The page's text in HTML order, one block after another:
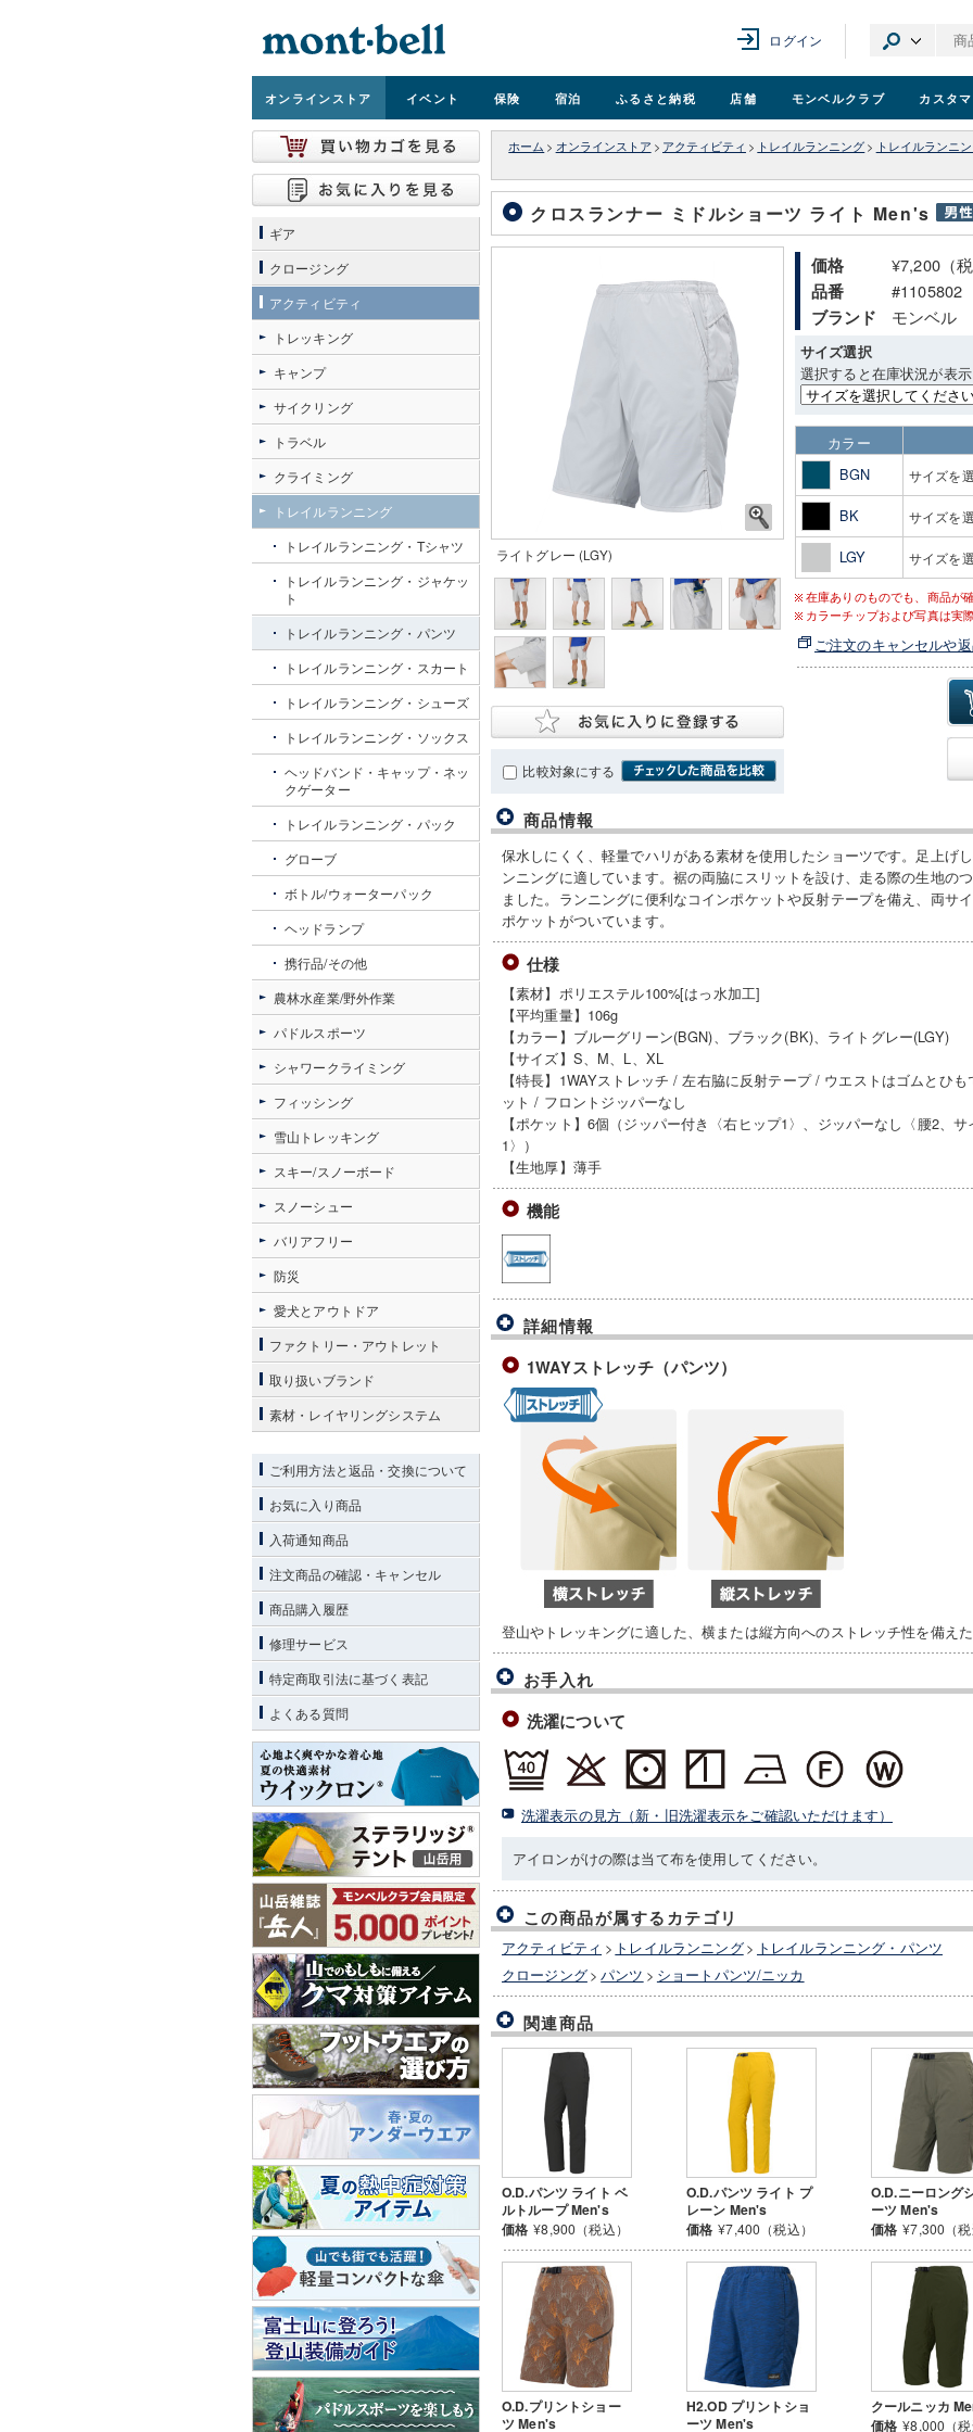
ログイン
オンラインストア イベント 保険 宿泊 ふるさと納税 店舗 モンベルクラブ カスタ
ホーム > オンラインストア > アクティビティ > トレイルランニング > トレイルランニ
クロスランナー ミドルショーツ ライト Men's
ライトグレー (LGY)
比較対象にする
価格 ¥7,200（税
品番 #1105802
ブランド モンベル
サイズ選択
選択すると在庫状況が表示
カラー
BGN
サイズを
BK サイズを
LGY サイズを
在庫ありのものでも、商品が
カラーチップおよび写真は実
ご注文のキャンセルや
商品情報
保水しにくく、軽量でハリがある素材を使用したショーツです。足上げ
ンニングに適しています。裾の両脇にスリットを設け、走る際の生地の
ました。ランニングに便利なコインポケットや反射テープを備え、両サ
ポケットがついています。
仕様
【素材】ポリエステル100%[はっ水加工]
【平均重量】106g
【カラー】ブルーグリーン(BGN)、ブラック(BK)、ライトグレー(LGY)
【サイズ】S、M、L、XL
【特長】1WAYストレッチ / 左右脇に反射テープ / ウエストはゴムとひ
ット / フロントジッパーなし
【ポケット】6個（ジッパー付き〈右ヒップ1〉、ジッパーなし〈腰2、
1〉）
【生地厚】薄手
機能
詳細情報
1WAYストレッチ（パンツ）
登山やトレッキングに適した、横または縦方向へのストレッチ性を備え
お手入れ
洗濯について
洗濯表示の見方（新・旧洗濯表示をご確認いただけます）
アイロンがけの際は当て布を使用してください。
この商品が属するカテゴリ
アクティビティ > トレイルランニング> トレイルランニング・パンツ
クロージング> パンツ > ショートパンツ/ニッカ
関連商品
O.D.パンツ ライト ベ
ルトループ Men's
価格 ¥8,900（税込）
O.D.パンツ ライト プ
レーン Men's
価格 ¥7,400（税込）
O.D.ニーロング
ーツ Men's
価格 ¥7,300（税
O.D.プリントショー
ツ Men's
H2.OD プリントショ
ーツ Men's
クールニッカ
価格 ¥8,000（税
ギア
クロージング
アクティビティ
トレッキング
キャンプ
サイクリング
トラベル
クライミング
トレイルランニング
トレイルランニング・Tシャツ
トレイルランニング・ジャケッ
ト
トレイルランニング・パンツ
トレイルランニング・スカート
トレイルランニング・シューズ
トレイルランニング・ソックス
ヘッドバンド・キャップ・ネッ
クゲーター
トレイルランニング・パック
グローブ
ボトル/ウォーターパック
ヘッドランプ
携行品/その他
農林水産業/野外作業
パドルスポーツ
シャワークライミング
フィッシング
雪山トレッキング
スキー/スノーボード
スノーシュー
バリアフリー
防災
愛犬とアウトドア
ファクトリー・アウトレット
取り扱いブランド
素材・レイヤリングシステム
ご利用方法と返品・交換について
お気に入り商品
入荷通知商品
注文商品の確認・キャンセル
商品購入履歴
修理サービス
特定商取引法に基づく表記
よくある質問